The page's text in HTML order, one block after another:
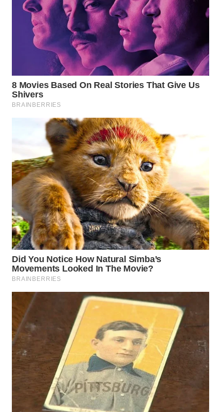
WN
TAPANULI
UTARA
WN
PADANG
SUMEDANG
WN
CIANJUR
WN
KEPULAUAN
SERIBU
WN
TANGERANG
WN
BINJAI
WN
CIREBON
WN
INDRAMAYU
WN